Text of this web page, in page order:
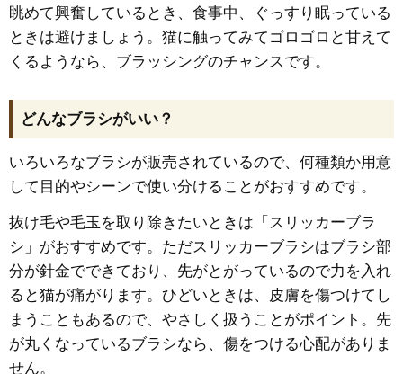
眺めて興奮しているとき、食事中、ぐっすり眠っている
ときは避けましょう。猫に触ってみてゴロゴロと甘えて
くるようなら、ブラッシングのチャンスです。
どんなブラシがいい？
いろいろなブラシが販売されているので、何種類か用意
して目的やシーンで使い分けることがおすすめです。
抜け毛や毛玉を取り除きたいときは「スリッカーブラ
シ」がおすすめです。ただスリッカーブラシはブラシ部
分が針金でできており、先がとがっているので力を入れ
ると猫が痛がります。ひどいときは、皮膚を傷つけてし
まうこともあるので、やさしく扱うことがポイント。先
が丸くなっているブラシなら、傷をつける心配がありま
せん。